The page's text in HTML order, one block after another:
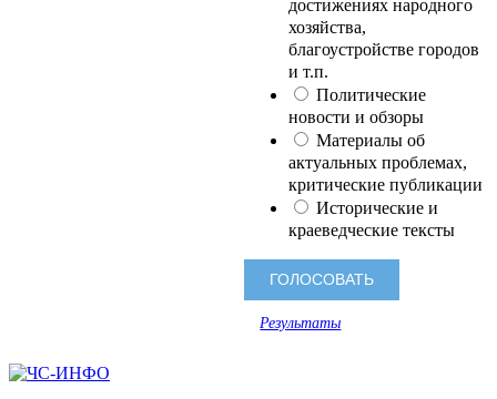
достижениях народного
хозяйства,
благоустройстве городов
и т.п.
Политические
новости и обзоры
Материалы об
актуальных проблемах,
критические публикации
Исторические и
краеведческие тексты
Результаты